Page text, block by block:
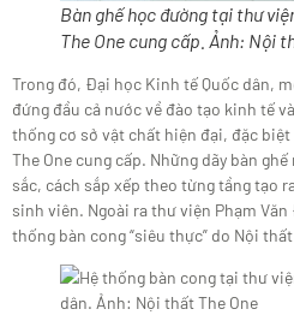
Bàn ghế học đường tại thư
The One cung cấp. Ảnh: Nội
Trong đó, Đại học Kinh tế Quốc dân,
đứng đầu cả nước về đào tạo kinh tế
thống cơ sở vật chất hiện đại, đặc
The One cung cấp. Những dãy bàn
sắc, cách sắp xếp theo từng tầng tạo
sinh viên. Ngoài ra thư viện Phạm
thống bàn cong “siêu thực” do Nội